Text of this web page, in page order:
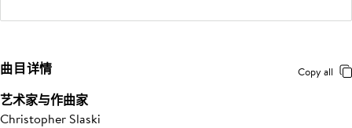
曲目详情 Copy all
艺术家与作曲家
Christopher Slaski